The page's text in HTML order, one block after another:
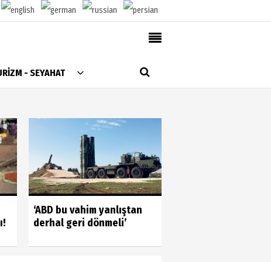
- SEYAHAT
AlanyaTime TV
Moovit
Künye
‘ABD bu vahim yanlıştan
derhal geri dönmeli’